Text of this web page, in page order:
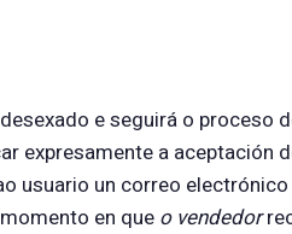
e seguirá o proceso
expresamente a aceptación
usuario un correo
en que o vendedor